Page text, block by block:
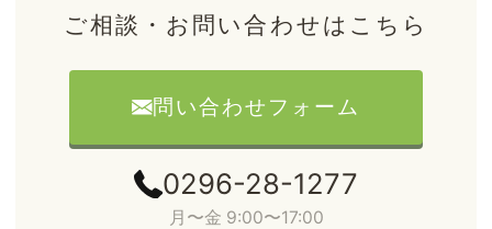
ご相談・お問い合わせはこちら
問い合わせフォーム
0296-28-1277
月〜金 9:00〜17:00